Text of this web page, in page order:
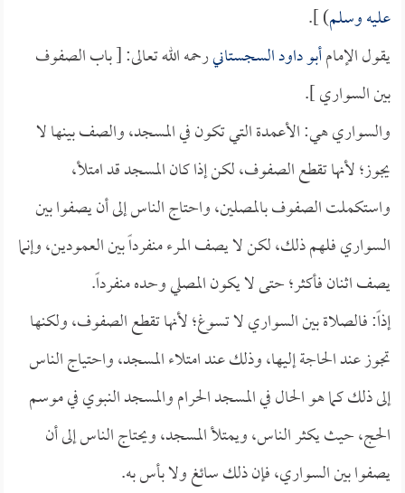
عليه وسلم) ].
يقول الإمامأبو داود السجستانيرحمه الله تعالى: [ باب الصفوف
بين السواري ].
والسواري هي: الأعمدة التي تكون في المسجد، والصف بينها لا
يجوز؛ لأنها تقطع الصفوف، لكن إذا كان المسجد قد امتلأ،
واستكملت الصفوف بالمصلين، واحتاج الناس إلى أن يصفوا بين
السواري فلهم ذلك، لكن لا يصف المرء منفرداً بين العمودين، وإنما
يصف اثنان فأكثر؛ حتى لا يكون المصلي وحده منفرداً.
إذاً: فالصلاة بين السواري لا تسوغ؛ لأنها تقطع الصفوف، ولكنها
تجوز عند الحاجة إليها، وذلك عند امتلاء المسجد، واحتياج الناس
إلى ذلك كما هو الحال في المسجد الحرام والمسجد النبوي في موسم
الحج، حيث يكثر الناس، ويمتلأ المسجد، ويحتاج الناس إلى أن
يصفوا بين السواري، فإن ذلك سائغ ولا بأس به.